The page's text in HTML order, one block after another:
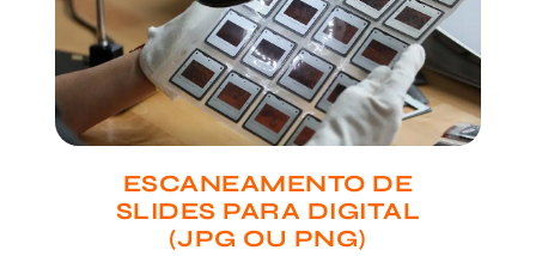
ESCANEAMENTO DE
SLIDES PARA DIGITAL
(JPG OU PNG)